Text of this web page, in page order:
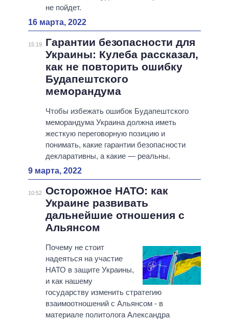
не пойдет.
16 марта, 2022
15:19
Гарантии безопасности для
Украины: Кулеба рассказал,
как не повторить ошибку
Будапештского
меморандума
Чтобы избежать ошибок Будапештского
меморандума Украина должна иметь
жесткую переговорную позицию и
понимать, какие гарантии безопасности
декларативны, а какие — реальны.
9 марта, 2022
10:52 Осторожное НАТО: как
Украине развивать
дальнейшие отношения с
Альянсом
Почему не стоит
надеяться на участие
НАТО в защите Украины,
и как нашему
государству изменить стратегию
взаимоотношений с Альянсом - в
материале политолога Александра